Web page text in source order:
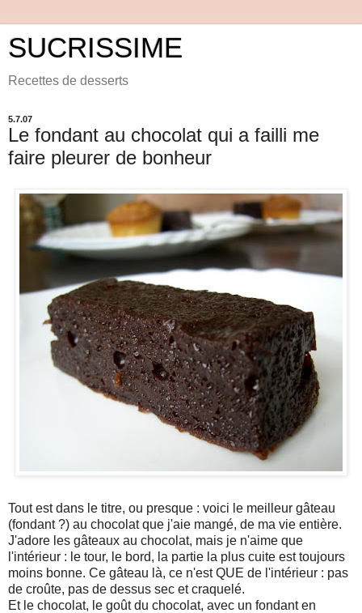
SUCRISSIME
Recettes de desserts
5.7.07
Le fondant au chocolat qui a failli me
faire pleurer de bonheur
Tout est dans le titre, ou presque : voici le meilleur gâteau
(fondant ?) au chocolat que j'aie mangé, de ma vie entière.
J'adore les gâteaux au chocolat, mais je n'aime que
l'intérieur : le tour, le bord, la partie la plus cuite est toujours
moins bonne. Ce gâteau là, ce n'est QUE de l'intérieur : pas
de croûte, pas de dessus sec et craquelé.
Et le chocolat, le goût du chocolat, avec un fondant en